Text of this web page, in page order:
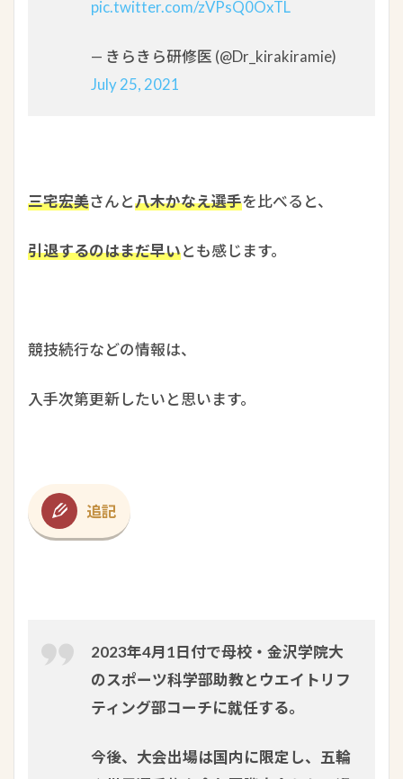
pic.twitter.com/zVPsQ0OxTL
— きらきら研修医 (@Dr_kirakiramie)
July 25, 2021
三宅宏美さんと八木かなえ選手を比べると、
引退するのはまだ早いとも感じます。
競技続行などの情報は、
入手次第更新したいと思います。
追記
2023年4月1日付で母校・金沢学院大
のスポーツ科学部助教とウエイトリフ
ティング部コーチに就任する。
今後、大会出場は国内に限定し、五輪